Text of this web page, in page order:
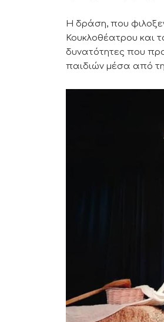
Η δράση, που
Κουκλοθέατρου και
δυνατότητες που
παιδιών μέσα από τη